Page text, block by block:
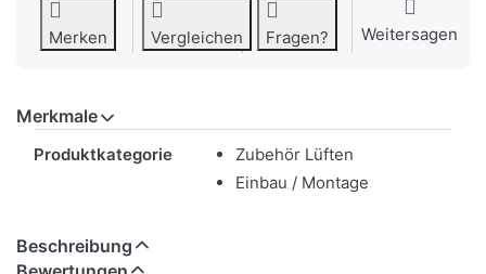
Merken Vergleichen Fragen? Weitersagen
Merkmale
Produktkategorie
Zubehör Lüften
Einbau / Montage
Beschreibung